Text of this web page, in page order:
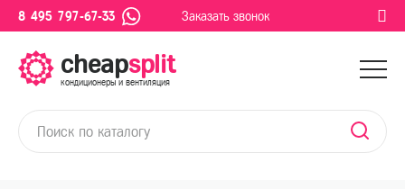
cheapsplit
кондиционеры и вентиляция
8 495 797-67-33 Заказать звонок